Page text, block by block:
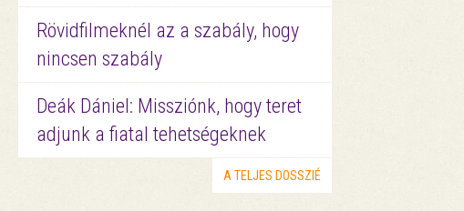
Rövidfilmeknél az a szabály, hogy
nincsen szabály
Deák Dániel: Missziónk, hogy teret
adjunk a fiatal tehetségeknek
A TELJES DOSSZIÉ